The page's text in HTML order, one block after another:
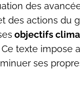
des
des actions du
objectifs
texte impose
ses